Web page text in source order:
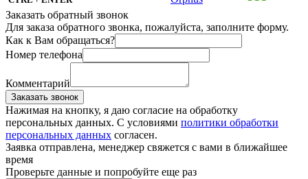
Заказать обратный звонок
Для заказа обратного звонка, пожалуйста, заполните форму.
Как к Вам обращаться?
Номер телефона
Комментарий
Заказать звонок
Нажимая на кнопку, я даю согласие на обработку
персональных данных. С условиями политики обработки
персональных данных согласен.
Заявка отправлена, менеджер свяжется с вами в ближайшее
время
Проверьте данные и попробуйте еще раз